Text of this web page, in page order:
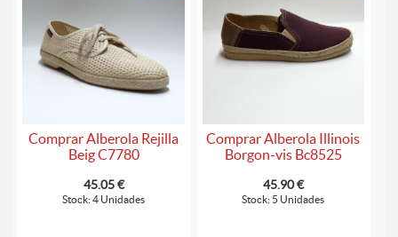
Comprar Alberola Rejilla
Beig C7780
45.05 €
Stock: 4 Unidades
Comprar Alberola Illinois
Borgon-vis Bc8525
45.90 €
Stock: 5 Unidades